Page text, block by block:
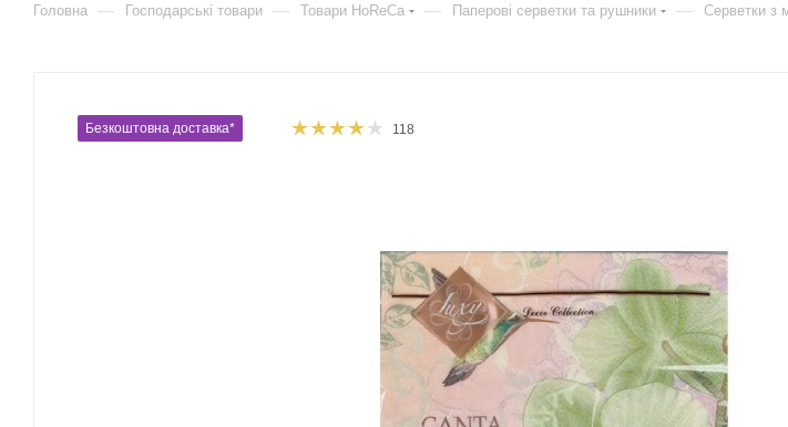
Головна — Господарські товари — Товари HoReCa — Паперові серветки та рушники — Серветки з
Безкоштовна доставка* 118